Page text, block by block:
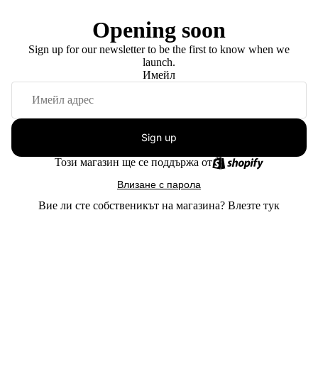
Opening soon
Sign up for our newsletter to be the first to know when we
launch.
Имейл
Sign up
Този магазин ще се поддържа от
Влизане с парола
Вие ли сте собственикът на магазина? Влезте тук